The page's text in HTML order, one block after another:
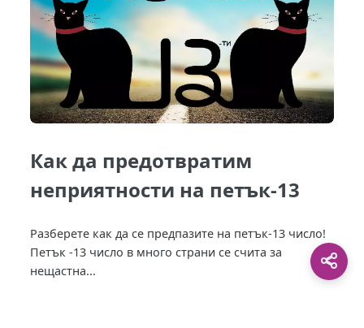
Как да предотвратим
неприятности на петък-13
Разберете как да се предпазите на петък-13 число!
Петък -13 число в много страни се счита за
нещастна...